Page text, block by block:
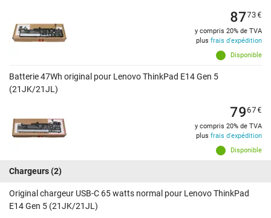
Disponible
8773€
y compris 20% de TVA
plus frais d'expédition
Batterie 47Wh original pour Lenovo ThinkPad E14 Gen 5
(21JK/21JL)
Disponible
7967€
y compris 20% de TVA
plus frais d'expédition
Chargeurs(2)
Original chargeur USB-C 65 watts normal pour Lenovo ThinkPad
E14 Gen 5 (21JK/21JL)